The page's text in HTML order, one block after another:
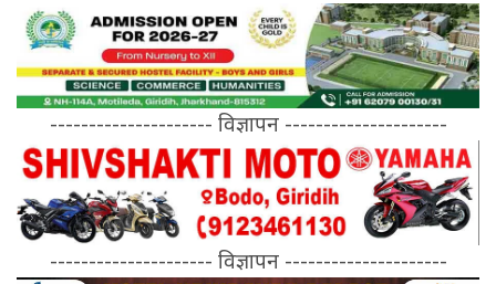
--------------------- विज्ञापन ---------------------
--------------------- विज्ञापन ---------------------